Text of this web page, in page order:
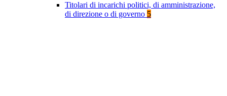
Titolari di incarichi politici, di amministrazione,
di direzione o di governo 5